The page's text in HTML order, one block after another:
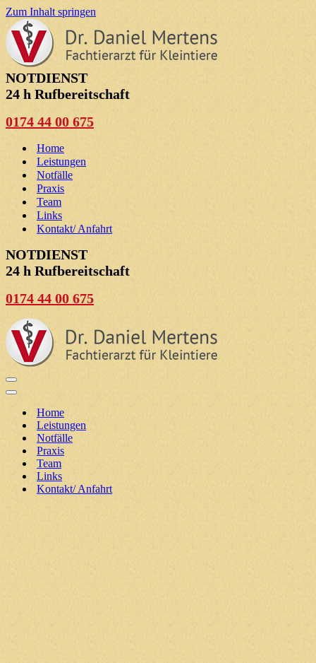
Zum Inhalt springen
NOTDIENST
24 h Rufbereitschaft
0174 44 00 675
Home
Leistungen
Notfälle
Praxis
Team
Links
Kontakt/ Anfahrt
NOTDIENST
24 h Rufbereitschaft
0174 44 00 675
Navigationsmenü
Navigationsmenü
Home
Leistungen
Notfälle
Praxis
Team
Links
Kontakt/ Anfahrt